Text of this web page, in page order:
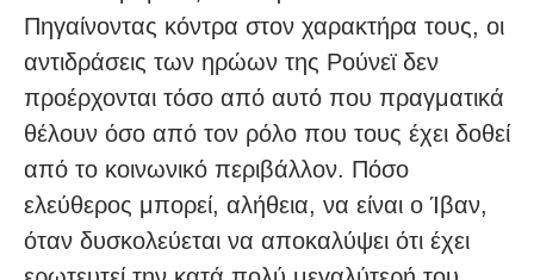
Πηγαίνοντας κόντρα στον χαρακτήρα τους, οι
αντιδράσεις των ηρώων της Ρούνεϊ δεν
προέρχονται τόσο από αυτό που πραγματικά
θέλουν όσο από τον ρόλο που τους έχει δοθεί
από το κοινωνικό περιβάλλον. Πόσο
ελεύθερος μπορεί, αλήθεια, να είναι ο Ίβαν,
όταν δυσκολεύεται να αποκαλύψει ότι έχει